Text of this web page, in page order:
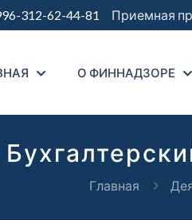
312-62-44-81 Приемная
О ФИННАДЗОРЕ
Главная